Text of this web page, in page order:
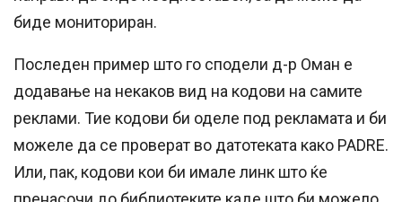
биде мониториран.
Последен пример што го сподели д-р Оман е
додавање на некаков вид на кодови на самите
реклами. Тие кодови би оделе под рекламата и би
можеле да се проверат во датотеката како PADRE.
Или, пак, кодови кои би имале линк што ќе